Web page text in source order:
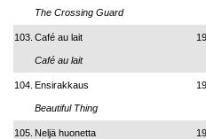
The Crossing Guard
103. Café au lait
Café au lait
104. Ensirakkaus
Beautiful Thing
105. Neljä huonetta